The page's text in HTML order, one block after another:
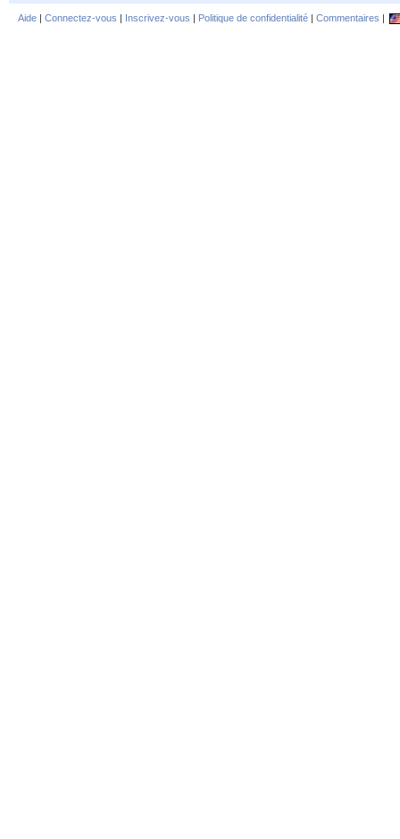
Aide | Connectez-vous | Inscrivez-vous | Politique de confidentialité | Commentaires |